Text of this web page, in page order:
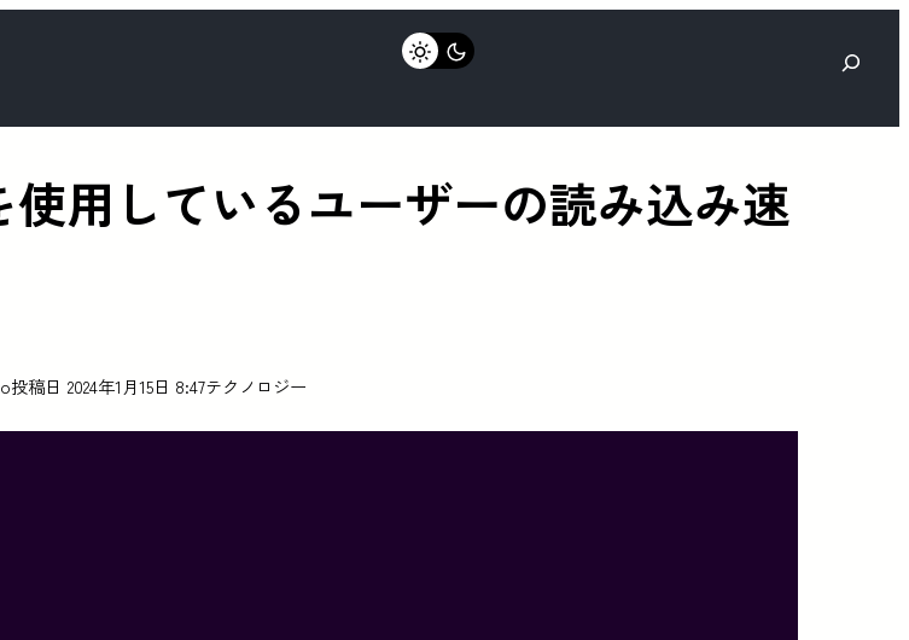
検
用しているユーザーの読み込み速
投稿日 2024年1月15日 8:47テクノロジー